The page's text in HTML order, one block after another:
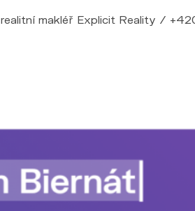
, realitní makléř Explicit Reality /